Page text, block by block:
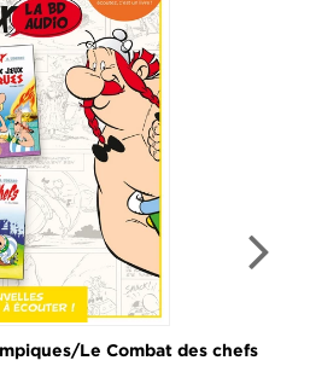
Le Combat des chefs